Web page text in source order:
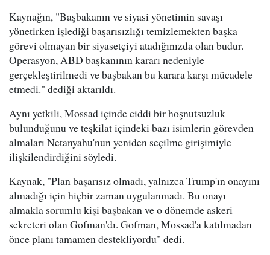
Kaynağın, "Başbakanın ve siyasi yönetimin savaşı
yönetirken işlediği başarısızlığı temizlemekten başka
görevi olmayan bir siyasetçiyi atadığınızda olan budur.
Operasyon, ABD başkanının kararı nedeniyle
gerçekleştirilmedi ve başbakan bu karara karşı mücadele
etmedi." dediği aktarıldı.
Aynı yetkili, Mossad içinde ciddi bir hoşnutsuzluk
bulunduğunu ve teşkilat içindeki bazı isimlerin görevden
almaları Netanyahu'nun yeniden seçilme girişimiyle
ilişkilendirdiğini söyledi.
Kaynak, "Plan başarısız olmadı, yalnızca Trump'ın onayını
almadığı için hiçbir zaman uygulanmadı. Bu onayı
almakla sorumlu kişi başbakan ve o dönemde askeri
sekreteri olan Gofman'dı. Gofman, Mossad'a katılmadan
önce planı tamamen destekliyordu" dedi.